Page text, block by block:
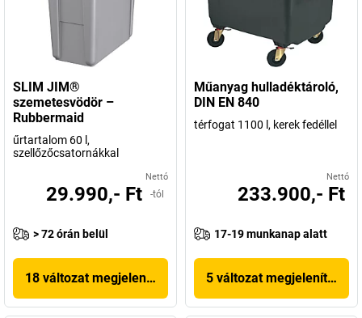
SLIM JIM®
szemetesvödör –
Rubbermaid
űrtartalom 60 l,
szellőzőcsatornákkal
Nettó
29.990,- Ft -tól
> 72 órán belül
18 változat megjelenítése
Műanyag hulladéktároló,
DIN EN 840
térfogat 1100 l, kerek fedéllel
Nettó
233.900,- Ft
17-19 munkanap alatt
5 változat megjelenítése